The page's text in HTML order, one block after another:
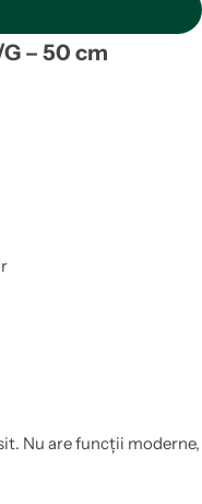
– 50 cm
Nu are funcții moderne,